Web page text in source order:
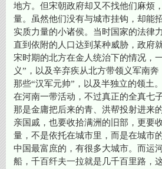
地方。但宋朝政府却又不找他们麻烦
量。虽然他们没有与城市挂钩，却能
实质力量的小诸侯。当时国家的法律
直到依附的人口达到某种威胁，政府
宋时期的北方在金人统治下的情况，
义”，以及辛弃疾从北方带领义军南
那些“汉军元帅”，以及半独立的领土
在河南一带活动，不过真正的全真七
那是金庸把后来的青、洪帮投射进来
亲国戚，也要收拾满洲的旧部，更要
量，不是依托在城市里，而是在城
中国最富庶的，有很多大城市。而运
船，千百纤夫一拉就是几千百里路，